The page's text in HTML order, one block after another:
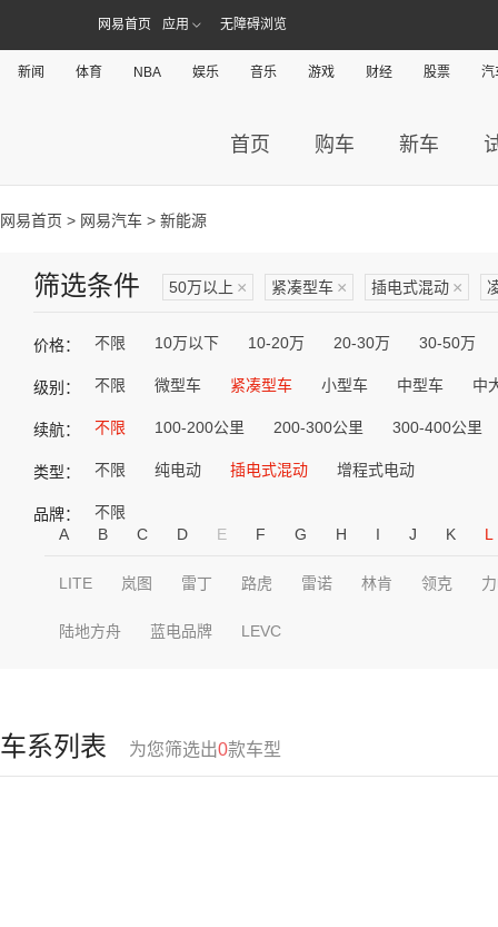
网易首页 应用 无障碍浏览
新闻 体育 NBA 娱乐 音乐 游戏 财经 股票 汽
首页 购车 新车
网易首页 > 网易汽车 > 新能源
筛选条件 50万以上 × 紧凑型车 × 插电式混动 ×
价格： 不限 10万以下 10-20万 20-30万 30-50万
级别： 不限 微型车 紧凑型车 小型车 中型车 中
续航： 不限 100-200公里 200-300公里 300-400公里
类型： 不限 纯电动 插电式混动 增程式电动
品牌：
不限
A
B C D E F G H I J K L
LITE 岚图 雷丁 路虎 雷诺 林肯 领克
陆地方舟 蓝电品牌 LEVC
车系列表 为您筛选出0款车型